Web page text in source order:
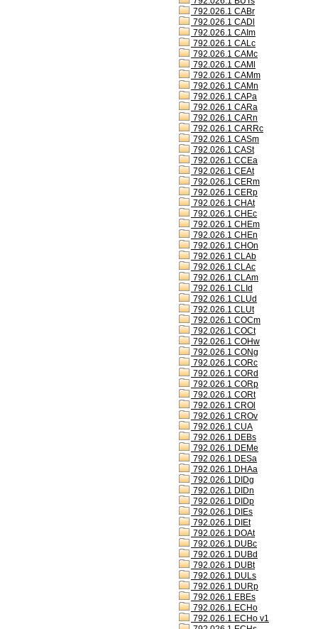
792.026.1 CABr
792.026.1 CADl
792.026.1 CAIm
792.026.1 CALc
792.026.1 CAMc
792.026.1 CAMl
792.026.1 CAMm
792.026.1 CAMn
792.026.1 CAPa
792.026.1 CARa
792.026.1 CARn
792.026.1 CARRc
792.026.1 CASm
792.026.1 CASt
792.026.1 CCEa
792.026.1 CEAt
792.026.1 CERm
792.026.1 CERp
792.026.1 CHAt
792.026.1 CHEc
792.026.1 CHEm
792.026.1 CHEn
792.026.1 CHOn
792.026.1 CLAb
792.026.1 CLAc
792.026.1 CLAm
792.026.1 CLId
792.026.1 CLUd
792.026.1 CLUt
792.026.1 COCm
792.026.1 COCt
792.026.1 COHw
792.026.1 CONg
792.026.1 CORc
792.026.1 CORd
792.026.1 CORp
792.026.1 CORt
792.026.1 CROl
792.026.1 CROv
792.026.1 CUA
792.026.1 DEBs
792.026.1 DEMe
792.026.1 DESa
792.026.1 DHAa
792.026.1 DIDg
792.026.1 DIDn
792.026.1 DIDp
792.026.1 DIEs
792.026.1 DIEt
792.026.1 DOAt
792.026.1 DUBc
792.026.1 DUBd
792.026.1 DUBt
792.026.1 DULs
792.026.1 DURp
792.026.1 EBEs
792.026.1 ECHo
792.026.1 ECHo v1